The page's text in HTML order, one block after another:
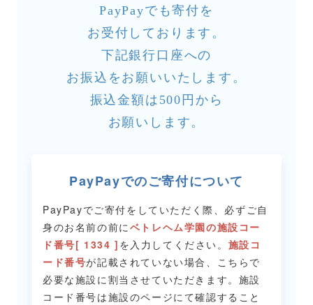
PayPayでも寄付を
お受付しております。
下記銀行口座への
お振込をお願いいたします。
振込金額は500円から
お願いします。
PayPayでのご寄付について
PayPayでご寄付をしていただく際、必ずご自
身のお名前の前にベトレヘム学園の施設コー
ド番号[ 1334 ] を入力してください。 施設コ
ード番号が記載されていない場合、こちらで
必要な施設に割当させていただきます。 施設
コード番号は施設のページにて確認すること